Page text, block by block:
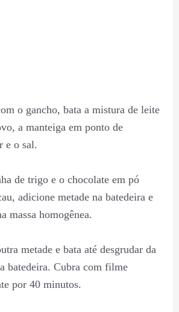
o gancho, bata a mistura de leite
a manteiga em ponto de
e o sal.
de trigo e o chocolate em pó
adicione metade na batedeira e
massa homogênea.
metade e bata até desgrudar da
batedeira. Cubra com filme
por 40 minutos.